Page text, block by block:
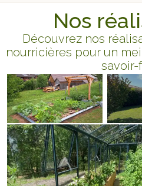
Nos
Découvrez nos
nourricières pour un
savoir-